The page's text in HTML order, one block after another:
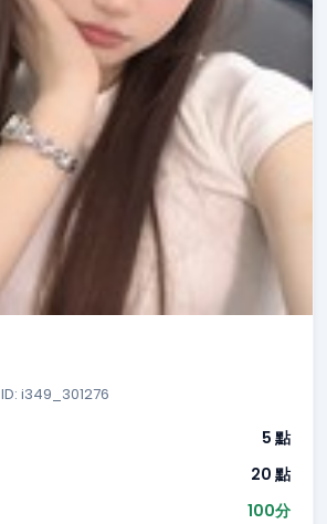
ID: i349_301276
5 點
20 點
100分